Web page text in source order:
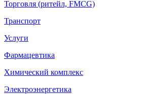
Торговля (ритейл, FMCG)
Транспорт
Услуги
Фармацевтика
Химический комплекс
Электроэнергетика